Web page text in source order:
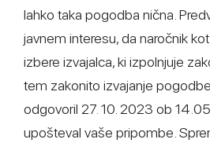
lahko taka pogodba nična.
javnem interesu, da naročnik
izbere izvajalca, ki izpolnjuje
tem zakonito izvajanje
odgovoril 27. 10. 2023 ob
upošteval vaše pripombe.